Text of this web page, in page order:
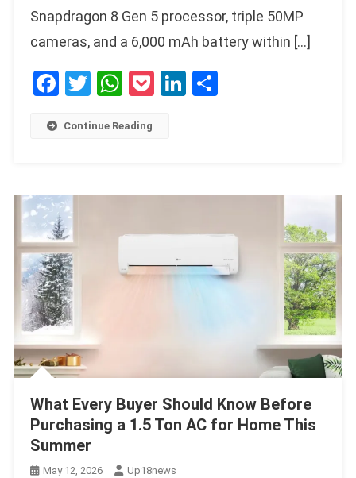
Snapdragon 8 Gen 5 processor, triple 50MP
cameras, and a 6,000 mAh battery within […]
Facebook
Twitter
WhatsApp
PocketLinkedIn
Share
Continue Reading
What Every Buyer Should Know Before
Purchasing a 1.5 Ton AC for Home This
Summer
May 12, 2026 Up18news